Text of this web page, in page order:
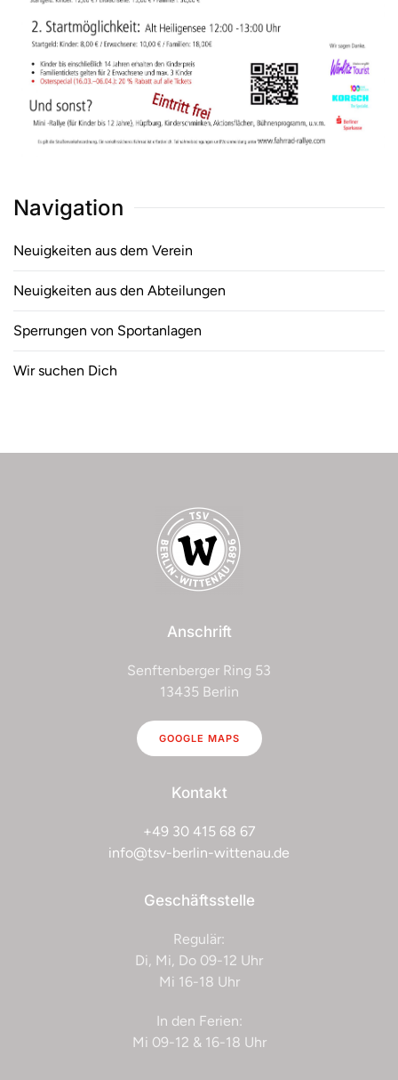
Navigation
Neuigkeiten aus dem Verein
Neuigkeiten aus den Abteilungen
Sperrungen von Sportanlagen
Wir suchen Dich
Anschrift
Senftenberger Ring 53
13435 Berlin
GOOGLE MAPS
Kontakt
+49 30 415 68 67
info@tsv-berlin-wittenau.de
Geschäftsstelle
Regulär:
Di, Mi, Do 09-12 Uhr
Mi 16-18 Uhr
In den Ferien:
Mi 09-12 & 16-18 Uhr